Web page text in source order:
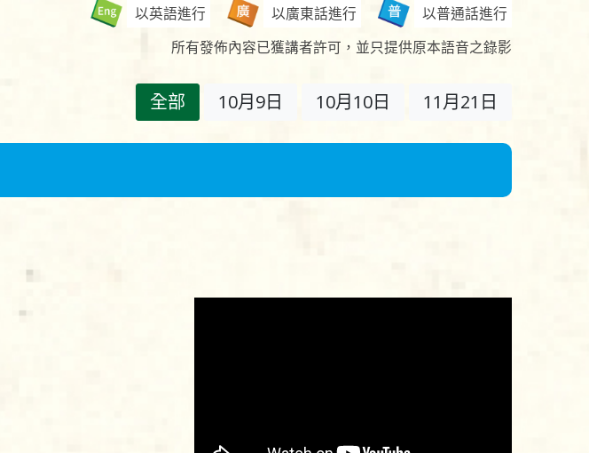
以英語進行 以廣東話進行
以普通話進行
所有發佈內容已獲講者許可，並只提供原本語音之錄影
全部 10月9日 10月10日 11月21日